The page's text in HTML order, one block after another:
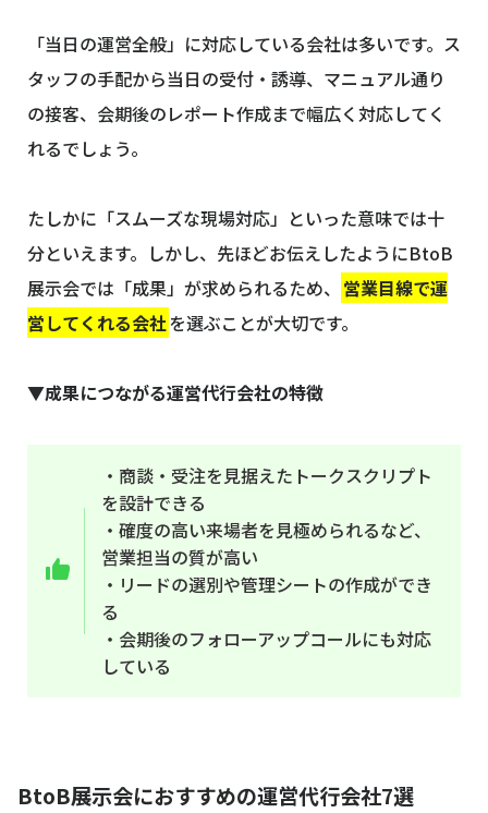
「当日の運営全般」に対応している会社は多いです。ス
タッフの手配から当日の受付・誘導、マニュアル通り
の接客、会期後のレポート作成まで幅広く対応してく
れるでしょう。
たしかに「スムーズな現場対応」といった意味では十
分といえます。しかし、先ほどお伝えしたようにBtoB
展示会では「成果」が求められるため、 営業目線で運
営してくれる会社を選ぶことが大切です。
▼成果につながる運営代行会社の特徴
・商談・受注を見据えたトークスクリプト
を設計できる
・確度の高い来場者を見極められるなど、
営業担当の質が高い
・リードの選別や管理シートの作成ができ
る
・会期後のフォローアップコールにも対応
している
BtoB展示会におすすめの運営代行会社7選